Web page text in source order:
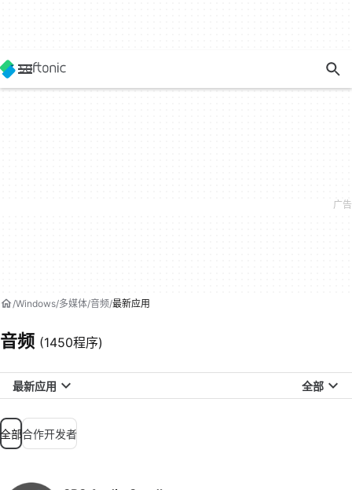
Windows 多媒体 音频 最新应用
音频 (1450程序)
最新应用 全部
全部合作开发者